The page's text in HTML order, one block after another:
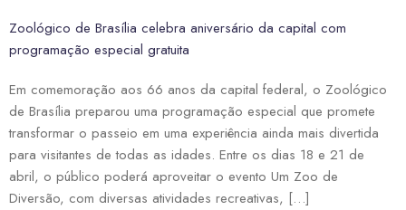
Zoológico de Brasília celebra aniversário da capital com
programação especial gratuita
Em comemoração aos 66 anos da capital federal, o Zoológico
de Brasília preparou uma programação especial que promete
transformar o passeio em uma experiência ainda mais divertida
para visitantes de todas as idades. Entre os dias 18 e 21 de
abril, o público poderá aproveitar o evento Um Zoo de
Diversão, com diversas atividades recreativas, […]